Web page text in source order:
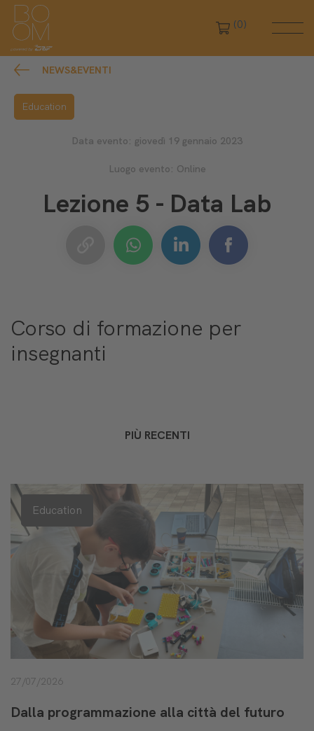
(0)
NEWS&EVENTI
Education
Data evento: giovedì 19 gennaio 2023
Luogo evento: Online
Lezione 5 - Data Lab
Corso di formazione per
insegnanti
PIÙ RECENTI
Education
27/07/2026
Dalla programmazione alla città del futuro